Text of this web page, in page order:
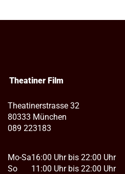
Theatiner Film
Theatinerstrasse 32
80333 München
089 223183
Mo-Sa
So
16:00 Uhr bis 22:00 Uhr
11:00 Uhr bis 22:00 Uhr